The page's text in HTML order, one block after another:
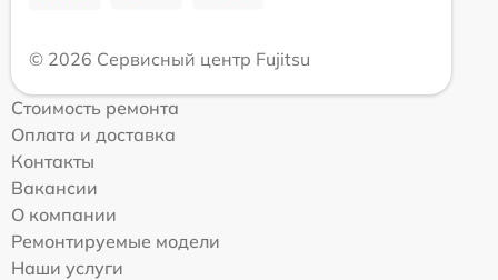
© 2026 Сервисный центр Fujitsu
Стоимость ремонта
Оплата и доставка
Контакты
Вакансии
О компании
Ремонтируемые модели
Наши услуги